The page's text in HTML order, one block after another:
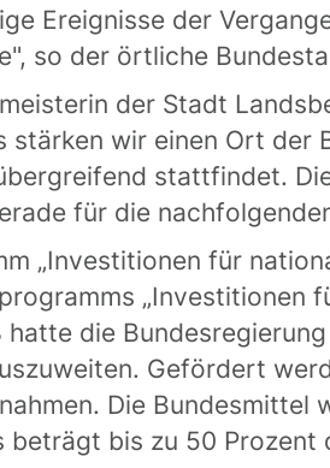
Ereignisse der
so der örtliche
der Stadt
stärken wir einen Ort der
stattfindet.
für die
„Investitionen für
„Investitionen
die
Gefördert
Die Bundesmittel
bis zu 50 Prozent